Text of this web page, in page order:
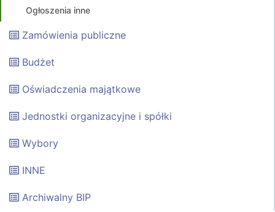
Ogłoszenia inne
Zamówienia publiczne
Budżet
Oświadczenia majątkowe
Jednostki organizacyjne i spółki
Wybory
INNE
Archiwalny BIP